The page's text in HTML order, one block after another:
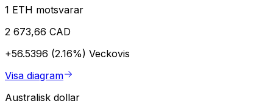
1 ETH motsvarar
2 673,66 CAD
+56.5396 (2.16%) Veckovis
Visa diagram
Australisk dollar